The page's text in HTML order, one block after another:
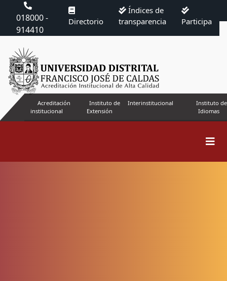
018000 -
914410
Directorio
Índices de
transparencia
Participa
Acreditación
institucional
Instituto de
Extensión
Interinstitucional
Instituto de
Idiomas